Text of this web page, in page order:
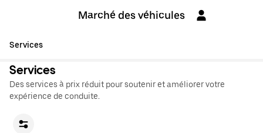
Marché des véhicules
Services
Services
Des services à prix réduit pour soutenir et améliorer votre
expérience de conduite.